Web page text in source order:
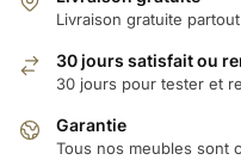
Livraison gratuite
30 jours satisfait ou
30 jours pour tester et
Garantie
Tous nos meubles sont